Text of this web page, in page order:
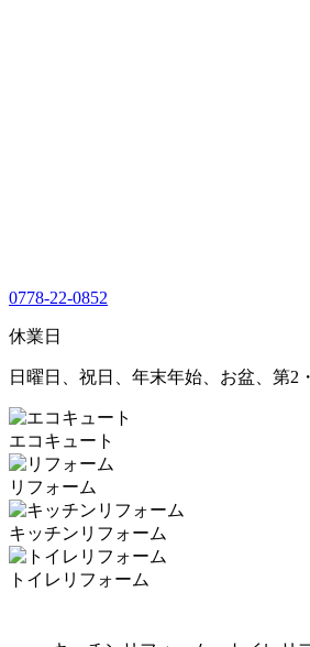
0778-22-0852
休業日
日曜日、祝日、年末年始、お盆、第2
エコキュート
リフォーム
キッチンリフォーム
トイレリフォーム